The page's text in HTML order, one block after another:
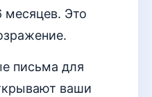
месяцев. Это
письма для
ваши